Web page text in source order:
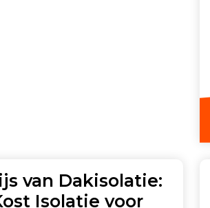
van Dakisolatie:
Isolatie voor